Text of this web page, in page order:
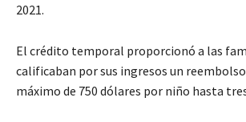
2021.
El crédito temporal proporcionó a las
calificaban por sus ingresos un
máximo de 750 dólares por niño hasta